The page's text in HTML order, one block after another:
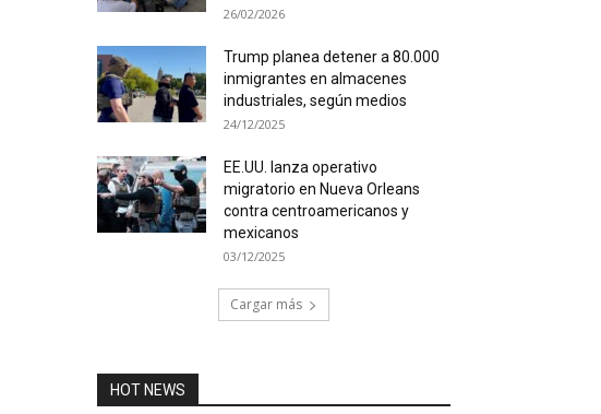
26/02/2026
Trump planea detener a 80.000
inmigrantes en almacenes
industriales, según medios
24/12/2025
EE.UU. lanza operativo
migratorio en Nueva Orleans
contra centroamericanos y
mexicanos
03/12/2025
Cargar más
HOT NEWS